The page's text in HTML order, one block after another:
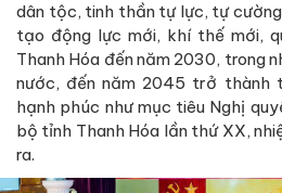
dân tộc, tinh thần tự lực, tự
tạo động lực mới, khí thế mới,
Thanh Hóa đến năm 2030, trong
nước, đến năm 2045 trở thành
hạnh phúc như mục tiêu Nghị
bộ tỉnh Thanh Hóa lần thứ XX,
ra.